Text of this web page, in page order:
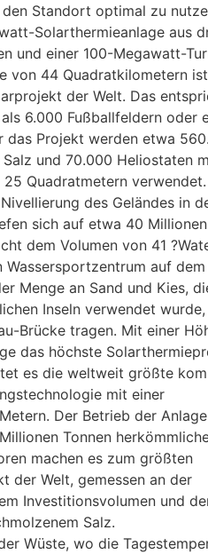
Standort optimal zu
Solarthermieanlage aus
und einer 100-Megawatt-
von 44 Quadratkilometern
der Welt. Das
6.000 Fußballfeldern oder
das Projekt werden etwa
und 70.000 Heliostaten
Quadratmetern
des Geländes in
sich auf etwa 40 Millionen
dem Volumen von 41
Wassersportzentrum auf
Menge an Sand und Kies,
Inseln verwendet
Brücke tragen. Mit einer
das höchste
es die weltweit größte
mit einer
Der Betrieb der
Tonnen
machen es zum größten
der Welt, gemessen an der
Investitionsvolumen und
Salz.
Wüste, wo die